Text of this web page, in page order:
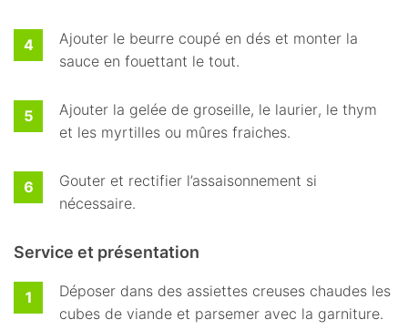
Ajouter le beurre coupé en dés et monter la
sauce en fouettant le tout.
Ajouter la gelée de groseille, le laurier, le thym
et les myrtilles ou mûres fraiches.
Gouter et rectifier l’assaisonnement si
nécessaire.
Service et présentation
Déposer dans des assiettes creuses chaudes les
cubes de viande et parsemer avec la garniture.